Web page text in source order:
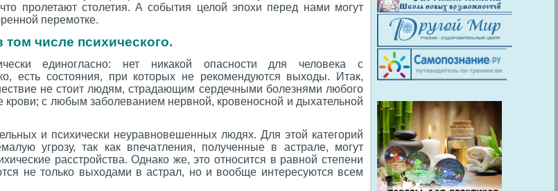
пролетают столетия. А события целой эпохи перед нами могут
перемотке.
числе психического.
единогласно: нет никакой опасности для человека с
есть состояния, при которых не рекомендуются выходы. Итак,
не стоит людям, страдающим сердечными болезнями любого
с любым заболеванием нервной, кровеносной и дыхательной
и психически неуравновешенных людях. Для этой категорий
угрозу, так как впечатления, полученные в астрале, могут
расстройства. Однако же, это относится в равной степени
не только выходами в астрал, но и вообще интересуются всем